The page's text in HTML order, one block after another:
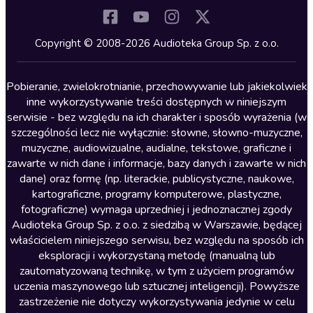
Kryminały
Lektury szkolne
Literatura anglojęzyczna
Literatura faktu
Literatura obyczajowa
Literatura piękna obca
Literatura piękna polska
Nagrania relaksacyjne
Nauka języków
Nauki humanistyczne
Podcasty i audycje
Polityka
Copyright © 2008-2026 Audioteka Group Sp. z o.o.
Pobieranie, zwielokrotnianie, przechowywanie lub jakiekolwiek
inne wykorzystywanie treści dostępnych w niniejszym
serwisie - bez względu na ich charakter i sposób wyrażenia (w
szczególności lecz nie wyłącznie: słowne, słowno-muzyczne,
muzyczne, audiowizualne, audialne, tekstowe, graficzne i
zawarte w nich dane i informacje, bazy danych i zawarte w nich
dane) oraz formę (np. literackie, publicystyczne, naukowe,
kartograficzne, programy komputerowe, plastyczne,
fotograficzne) wymaga uprzedniej i jednoznacznej zgody
Audioteka Group Sp. z o.o. z siedzibą w Warszawie, będącej
właścicielem niniejszego serwisu, bez względu na sposób ich
eksploracji i wykorzystaną metodę (manualną lub
zautomatyzowaną technikę, w tym z użyciem programów
uczenia maszynowego lub sztucznej inteligencji). Powyższe
zastrzeżenie nie dotyczy wykorzystywania jedynie w celu